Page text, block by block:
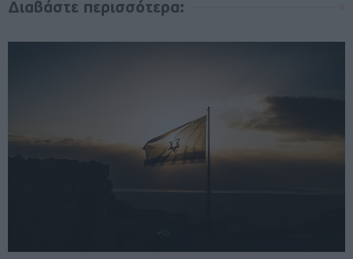
Διαβάστε περισσότερα: